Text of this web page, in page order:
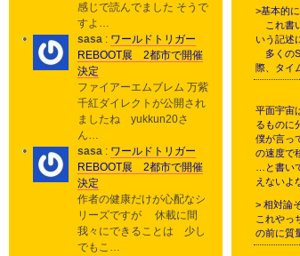
>基本的
これ書
いう記述
多くの
際、タイ
平面宇宙
るものに
僕が言っ
の速度で
…と書い
えないよ
> 相対論
これやっ
の前に質
感じで読んでました そうで
すよ…
sasa : ワールドトリガー
REBOOT展 2都市で開催
決定
ファイアーエムブレム 万紫
千紅ダイレクトが公開され
ましたね yukkun20さ
ん…
sasa : ワールドトリガー
REBOOT展 2都市で開催
決定
作者の健康だけが心配なシ
リーズですが 休載に間
我々にできることは 少し
でもこ…